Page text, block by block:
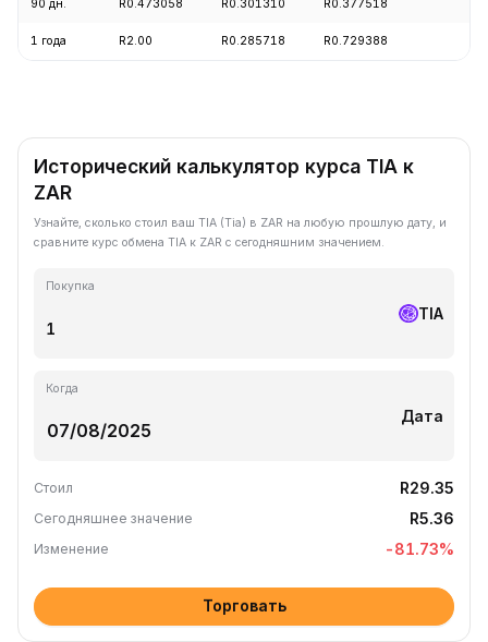
90 дн. R0.473058 R0.301310 R0.377518
1 года R2.00 R0.285718 R0.729388
Исторический калькулятор курса TIA к
ZAR
Узнайте, сколько стоил ваш TIA (Tia) в ZAR на любую прошлую дату, и
сравните курс обмена TIA к ZAR с сегодняшним значением.
Покупка
TIA
Когда
Дата
Стоил R29.35
Сегодняшнее значение R5.36
Изменение -81.73%
Торговать